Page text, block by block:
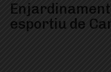
esportiu de